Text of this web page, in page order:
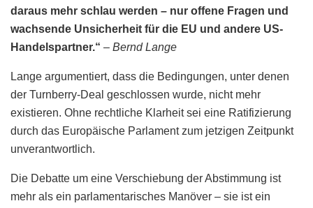
daraus mehr schlau werden – nur offene Fragen und
wachsende Unsicherheit für die EU und andere US-
Handelspartner.“ – Bernd Lange
Lange argumentiert, dass die Bedingungen, unter denen
der Turnberry-Deal geschlossen wurde, nicht mehr
existieren. Ohne rechtliche Klarheit sei eine Ratifizierung
durch das Europäische Parlament zum jetzigen Zeitpunkt
unverantwortlich.
Die Debatte um eine Verschiebung der Abstimmung ist
mehr als ein parlamentarisches Manöver – sie ist ein